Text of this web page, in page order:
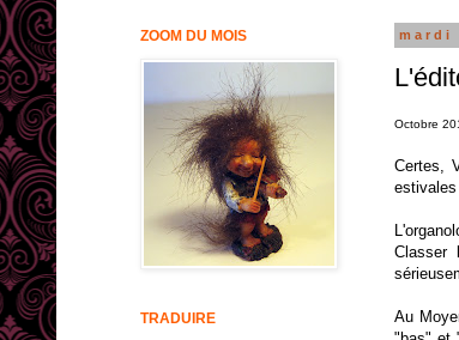
mardi
Octobre
Certes,
Classer
Au
ZOOM DU MOIS
TRADUIRE